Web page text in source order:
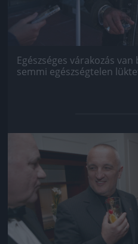
Egészséges várakozás
semmi egészségtelen
Jön